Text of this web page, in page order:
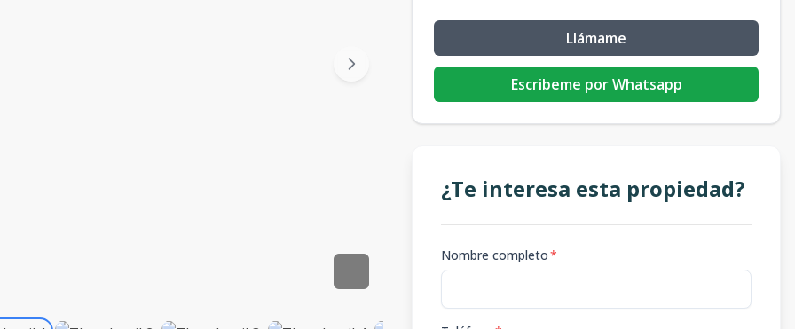
Llámame
Escribeme por Whatsapp
¿Te interesa esta propiedad?
Nombre completo*